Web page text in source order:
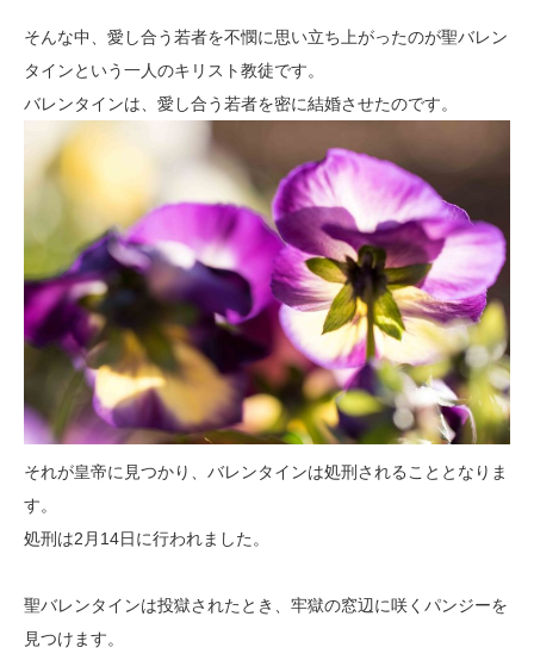
そんな中、愛し合う若者を不憫に思い立ち上がったのが聖バレン
タインという一人のキリスト教徒です。
バレンタインは、愛し合う若者を密に結婚させたのです。
それが皇帝に見つかり、バレンタインは処刑されることとなりま
す。
処刑は2月14日に行われました。
聖バレンタインは投獄されたとき、牢獄の窓辺に咲くパンジーを
見つけます。